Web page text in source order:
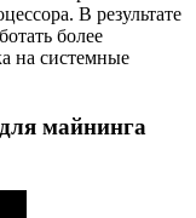
В результате
более
на системные
майнинга